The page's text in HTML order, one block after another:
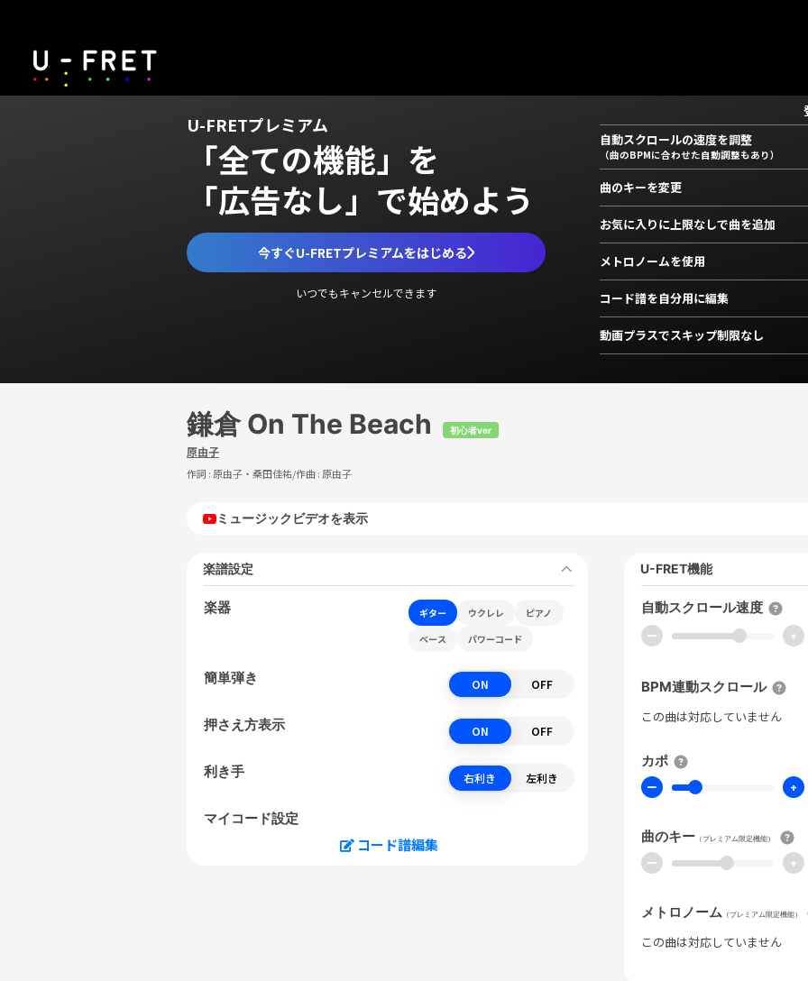
U-FRETプレミアム
「全ての機能」を
「広告なし」で始めよう
今すぐU-FRETプレミアムをはじめる
いつでもキャンセルできます
自動スクロールの速度を調整
（曲のBPMに合わせた自動調整もあり）
曲のキーを変更
お気に入りに上限なしで曲を追加
メトロノームを使用
コード譜を自分用に編集
動画プラスでスキップ制限なし
鎌倉 On The Beach 初心者ver
原由子
作詞 : 原由子・桑田佳祐/作曲 : 原由子
ミュージックビデオを表示
楽譜設定
楽器 ギター ウクレレ
ピアノ
ベース
パワーコード
簡単弾き ON OFF
押さえ方表示 ON OFF
利き手 右利き 左利き
マイコード設定
コード譜編集
U-FRET機能
自動スクロール速度
ー +
BPM連動スクロール
この曲は対応していません
カポ
ー +
曲のキー （プレミアム限定機能）
ー +
メトロノーム （プレミアム限定機能）
この曲は対応していません